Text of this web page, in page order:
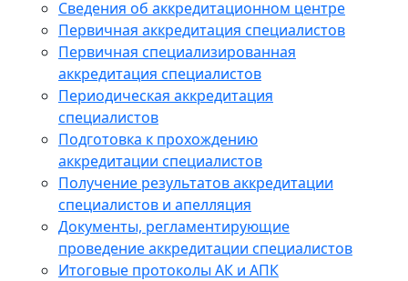
Сведения об аккредитационном центре
Первичная аккредитация специалистов
Первичная специализированная
аккредитация специалистов
Периодическая аккредитация
специалистов
Подготовка к прохождению
аккредитации специалистов
Получение результатов аккредитации
специалистов и апелляция
Документы, регламентирующие
проведение аккредитации специалистов
Итоговые протоколы АК и АПК